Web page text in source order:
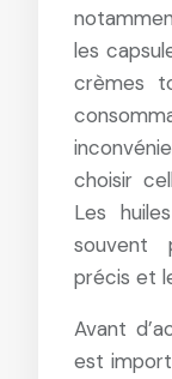
les
crèmes
choisir
Les
souvent
précis et
Avant
est